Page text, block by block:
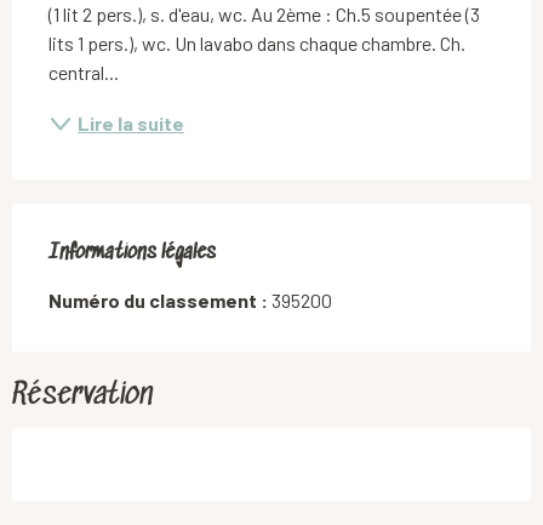
(1 lit 2 pers.), s. d'eau, wc. Au 2ème : Ch.5 soupentée (3
lits 1 pers.), wc. Un lavabo dans chaque chambre. Ch.
central...
Lire la suite
Informations légales
Informations légales
Numéro du classement : 395200
Réservation